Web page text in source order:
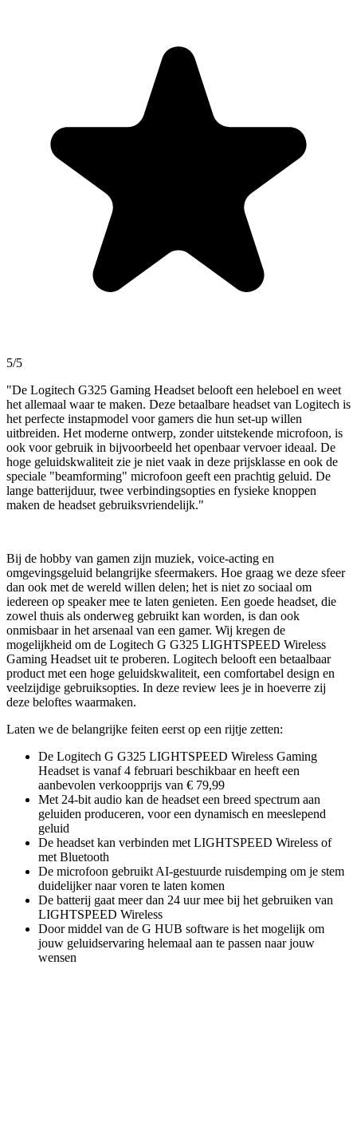
5/5
"De Logitech G325 Gaming Headset belooft een heleboel en weet
het allemaal waar te maken. Deze betaalbare headset van Logitech is
het perfecte instapmodel voor gamers die hun set-up willen
uitbreiden. Het moderne ontwerp, zonder uitstekende microfoon, is
ook voor gebruik in bijvoorbeeld het openbaar vervoer ideaal. De
hoge geluidskwaliteit zie je niet vaak in deze prijsklasse en ook de
speciale "beamforming" microfoon geeft een prachtig geluid. De
lange batterijduur, twee verbindingsopties en fysieke knoppen
maken de headset gebruiksvriendelijk."
Bij de hobby van gamen zijn muziek, voice-acting en
omgevingsgeluid belangrijke sfeermakers. Hoe graag we deze sfeer
dan ook met de wereld willen delen; het is niet zo sociaal om
iedereen op speaker mee te laten genieten. Een goede headset, die
zowel thuis als onderweg gebruikt kan worden, is dan ook
onmisbaar in het arsenaal van een gamer. Wij kregen de
mogelijkheid om de Logitech G G325 LIGHTSPEED Wireless
Gaming Headset uit te proberen. Logitech belooft een betaalbaar
product met een hoge geluidskwaliteit, een comfortabel design en
veelzijdige gebruiksopties. In deze review lees je in hoeverre zij
deze beloftes waarmaken.
Laten we de belangrijke feiten eerst op een rijtje zetten:
De Logitech G G325 LIGHTSPEED Wireless Gaming
Headset is vanaf 4 februari beschikbaar en heeft een
aanbevolen verkoopprijs van € 79,99
Met 24-bit audio kan de headset een breed spectrum aan
geluiden produceren, voor een dynamisch en meeslepend
geluid
De headset kan verbinden met LIGHTSPEED Wireless of
met Bluetooth
De microfoon gebruikt AI-gestuurde ruisdemping om je stem
duidelijker naar voren te laten komen
De batterij gaat meer dan 24 uur mee bij het gebruiken van
LIGHTSPEED Wireless
Door middel van de G HUB software is het mogelijk om
jouw geluidservaring helemaal aan te passen naar jouw
wensen